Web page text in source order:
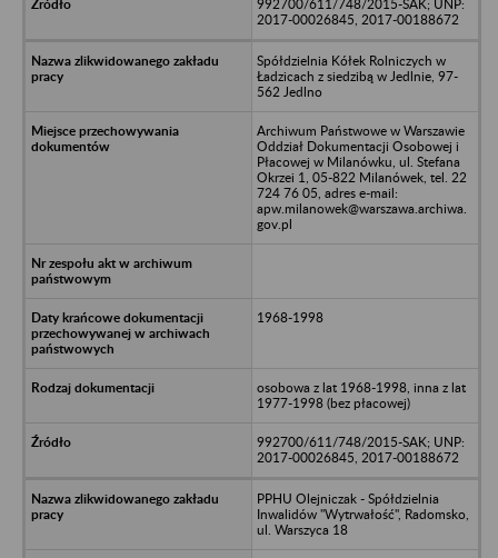
992700/611/748/2015-SAK; UNP:
2017-00026845, 2017-00188672
Spółdzielnia Kółek Rolniczych w
Ładzicach z siedzibą w Jedlnie, 97-
562 Jedlno
Archiwum Państwowe w Warszawie
Oddział Dokumentacji Osobowej i
Płacowej w Milanówku, ul. Stefana
Okrzei 1, 05-822 Milanówek, tel. 22
724 76 05, adres e-mail:
apw.milanowek@warszawa.archiwa.
gov.pl
1968-1998
osobowa z lat 1968-1998, inna z lat
1977-1998 (bez płacowej)
992700/611/748/2015-SAK; UNP:
2017-00026845, 2017-00188672
PPHU Olejniczak - Spółdzielnia
Inwalidów "Wytrwałość", Radomsko,
ul. Warszyca 18